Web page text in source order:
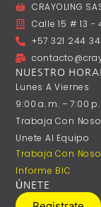
CRAYOLING
Calle 15 # 13 -
+57 321 244
NUESTRO
Lunes A ‎Viernes
9:00 A. M. – 7:00
Trabaja Con
Unete Al Equipo
Trabaja Con
Informe BIC
ÚNETE